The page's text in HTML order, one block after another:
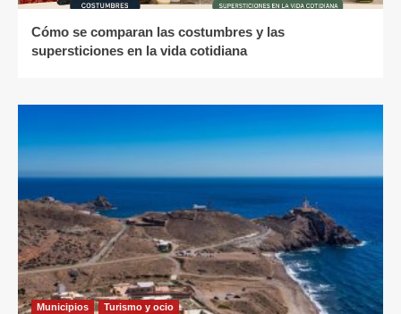
Cómo se comparan las costumbres y las
supersticiones en la vida cotidiana
Municipios Turismo y ocio